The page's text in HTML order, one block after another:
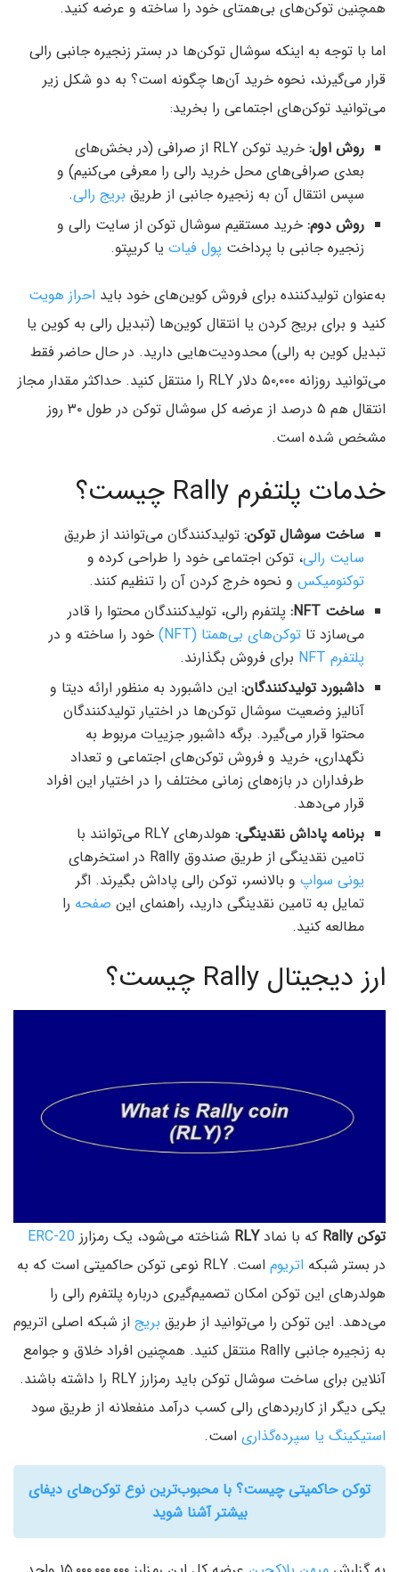
همچنین توکن‌های بی‌همتای خود را ساخته و عرضه کنید.
اما با توجه به اینکه سوشال توکن‌ها در بستر زنجیره جانبی رالی
قرار می‌گیرند، نحوه خرید آن‌ها چگونه است؟ به دو شکل زیر
می‌توانید توکن‌های اجتماعی را بخرید:
روش اول:
خرید توکن RLY از صرافی (در بخش‌های
بعدی صرافی‌های محل خرید رالی را معرفی می‌کنیم) و
سپس انتقال آن به زنجیره جانبی از طریق بریج رالی.
روش دوم: خرید مستقیم سوشال توکن از سایت رالی و
زنجیره جانبی با پرداخت پول فیات یا کریپتو.
به‌عنوان تولیدکننده برای فروش کوین‌های خود باید احراز هویت
کنید و برای بریج کردن یا انتقال کوین‌ها (تبدیل رالی به کوین یا
تبدیل کوین به رالی) محدودیت‌هایی دارید. در حال حاضر فقط
می‌توانید روزانه ۵۰,۰۰۰ دلار RLY را منتقل کنید. حداکثر مقدار مجاز
انتقال هم ۵ درصد از عرضه کل سوشال توکن در طول ۳۰ روز
مشخص شده است.
خدمات پلتفرم Rally چیست؟
ساخت سوشال توکن: تولیدکنندگان می‌توانند از طریق
سایت رالی، توکن اجتماعی خود را طراحی کرده و
توکنومیکس و نحوه خرج کردن آن را تنظیم کنند.
ساخت NFT:
پلتفرم رالی، تولیدکنندگان محتوا را قادر
می‌سازد تا توکن‌های بی‌همتا (NFT)
خود را ساخته و در
پلتفرم NFT
برای فروش بگذارند.
داشبورد تولیدکنندگان: این داشبورد به منظور ارائه دیتا و
آنالیز وضعیت سوشال توکن‌ها در اختیار تولیدکنندگان
محتوا قرار می‌گیرد. برگه داشبور جزییات مربوط به
نگهداری، خرید و فروش توکن‌های اجتماعی و تعداد
طرفداران در بازه‌های زمانی مختلف را در اختیار این افراد
قرار می‌دهد.
برنامه پاداش نقدینگی:
هولدرهای RLY می‌توانند با
تامین نقدینگی از طریق صندوق Rally در استخرهای
یونی سواپ و بالانسر، توکن رالی پاداش بگیرند. اگر
تمایل به تامین نقدینگی دارید، راهنمای این صفحه را
مطالعه کنید.
ارز دیجیتال Rally چیست؟
توکن Rally که با نمادRLY شناخته می‌شود، یک رمزارز ERC-20
در بستر شبکه اتریوم
است. RLY نوعی توکن حاکمیتی است که به
هولدرهای این توکن امکان تصمیم‌گیری درباره پلتفرم رالی را
می‌دهد. این توکن را می‌توانید از طریق بریج از شبکه اصلی اتریوم
به زنجیره جانبی Rally منتقل کنید. همچنین افراد خلاق و جوامع
آنلاین برای ساخت سوشال توکن باید رمزارز RLY را داشته باشند.
یکی دیگر از کاربردهای رالی کسب درآمد منفعلانه از طریق سود
استیکینگ یا سپرده‌گذاری است.
توکن حاکمیتی چیست؟ با محبوب‌ترین نوع توکن‌‌های دیفای
بیشتر آشنا شوید